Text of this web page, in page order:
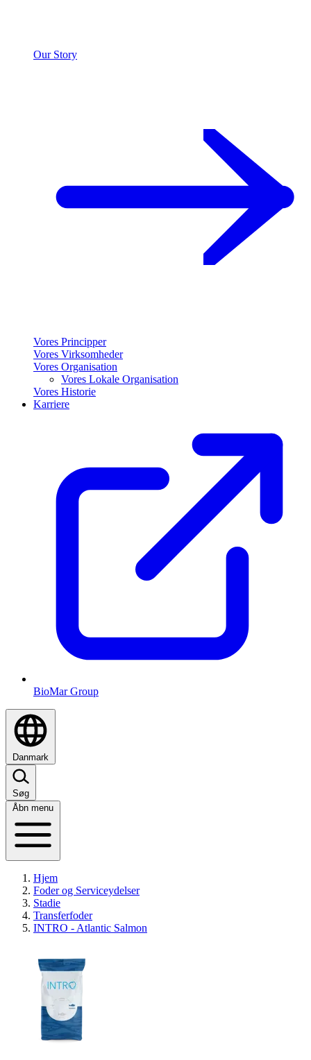
Our Story
Vores Principper
Vores Virksomheder
Vores Organisation
Vores Lokale Organisation
Vores Historie
Karriere
BioMar Group
Danmark
Søg
Åbn menu
Hjem
Foder og Serviceydelser
Stadie
Transferfoder
INTRO - Atlantic Salmon